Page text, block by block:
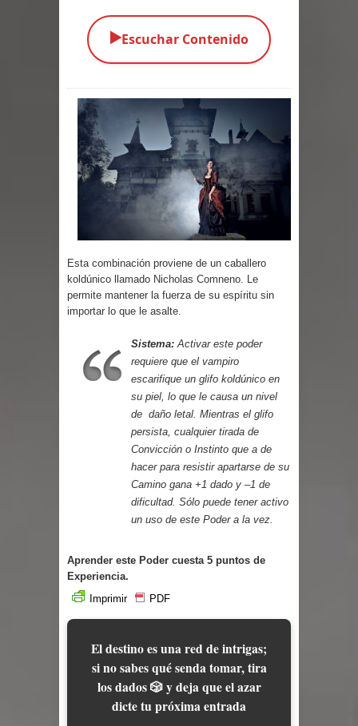
Parte 05: Los Horrores del Infierno
Parte 04: Oídos Sordos
Parte 02: Vuelve el Hijo Prodigo
Parte 01: El Comienzo
Parte 01: El Enemigo Interior
Exaltados y Muertos Vivientes
Los Muertos se Levantan (Relato)
Los Monstruos más Buscados
Cuentos
▶️Escuchar Contenido
Esta combinación proviene de un caballero
koldúnico llamado Nicholas Comneno. Le
permite mantener la fuerza de su espíritu sin
importar lo que le asalte.
Sistema: Activar este poder
requiere que el vampiro
escarifique un glifo koldúnico en
su piel, lo que le causa un nivel
de daño letal. Mientras el glifo
persista, cualquier tirada de
Convicción o Instinto que a de
hacer para resistir apartarse de su
Camino gana +1 dado y –1 de
dificultad. Sólo puede tener activo
un uso de este Poder a la vez.
Aprender este Poder cuesta 5 puntos de
Experiencia.
Imprimir
PDF
El destino es una red de intrigas;
si no sabes qué senda tomar, tira
los dados 🎲 y deja que el azar
dicte tu próxima entrada